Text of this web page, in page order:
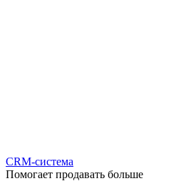
CRM-система
Помогает продавать больше